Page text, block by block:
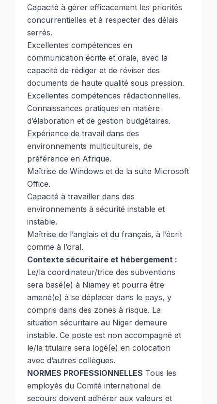
Capacité à gérer efficacement les priorités
concurrentielles et à respecter des délais
serrés.
Excellentes compétences en
communication écrite et orale, avec la
capacité de rédiger et de réviser des
documents de haute qualité sous pression.
Excellentes compétences rédactionnelles.
Connaissances pratiques en matière
d’élaboration et de gestion budgétaires.
Expérience de travail dans des
environnements multiculturels, de
préférence en Afrique.
Maîtrise de Windows et de la suite Microsoft
Office.
Capacité à travailler dans des
environnements à sécurité instable et
instable.
Maîtrise de l’anglais et du français, à l’écrit
comme à l’oral.
Contexte sécuritaire et hébergement :
Le/la coordinateur/trice des subventions
sera basé(e) à Niamey et pourra être
amené(e) à se déplacer dans le pays, y
compris dans des zones à risque. La
situation sécuritaire au Niger demeure
instable. Ce poste est non accompagné et
le/la titulaire sera logé(e) en colocation
avec d’autres collègues.
NORMES PROFESSIONNELLES Tous les
employés du Comité international de
secours doivent adhérer aux valeurs et